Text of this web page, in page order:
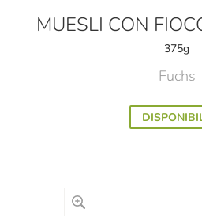
MUESLI CON
375g
Fuchs